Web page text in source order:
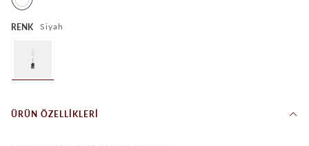
RENK Siyah
ÜRÜN ÖZELLIKLERI